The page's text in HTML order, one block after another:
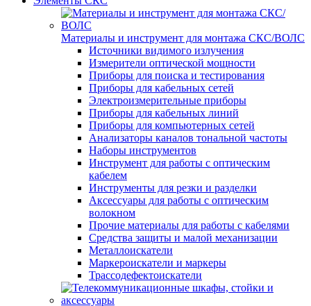
Материалы и инструмент для монтажа СКС/ВОЛС
Источники видимого излучения
Измерители оптической мощности
Приборы для поиска и тестирования
Приборы для кабельных сетей
Электроизмерительные приборы
Приборы для кабельных линий
Приборы для компьютерных сетей
Анализаторы каналов тональной частоты
Наборы инструментов
Инструмент для работы с оптическим
кабелем
Инструменты для резки и разделки
Аксессуары для работы с оптическим
волокном
Прочие материалы для работы с кабелями
Средства защиты и малой механизации
Металлоискатели
Маркероискатели и маркеры
Трассодефектоискатели